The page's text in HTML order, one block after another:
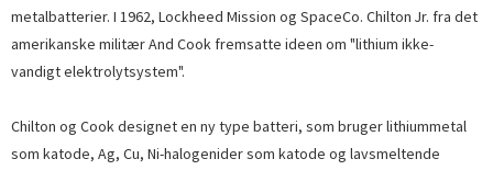
metalbatterier. I 1962, Lockheed Mission og SpaceCo. Chilton Jr. fra det
amerikanske militær And Cook fremsatte ideen om "lithium ikke-
vandigt elektrolytsystem".
Chilton og Cook designet en ny type batteri, som bruger lithiummetal
som katode, Ag, Cu, Ni-halogenider som katode og lavsmeltende